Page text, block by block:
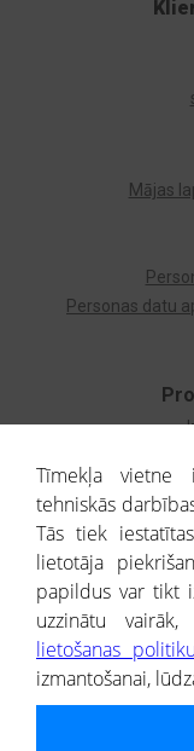
Mājas
Personas datu
® CREDITREFORM
SIA
Tīmekļa vietne
tehniskās
Tās tiek
lietotāja
papildus var tikt
uzzinātu
lietošanas politiku
izmantošanai,